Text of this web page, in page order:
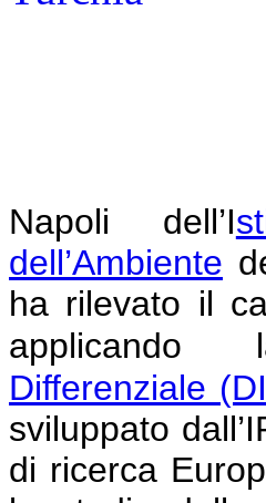
Napoli dell’I
dell’Ambiente
ha rilevato il
Differenziale
sviluppato
di ricerca